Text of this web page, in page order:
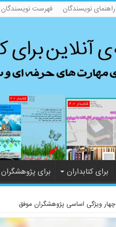
راهنمای نویسندگان فهرست نویسندگان
برای کتابداران برای پژوهشگران
چهار ویژگی اساسی پژوهشگران موفق